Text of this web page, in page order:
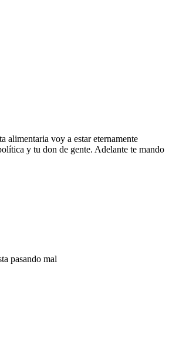
alimentaria voy a estar eternamente
y tu don de gente. Adelante te mando
pasando mal